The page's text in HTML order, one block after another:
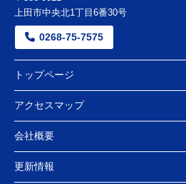
上田市中央北1丁目6番30号
0268-75-7575
トップページ
アクセスマップ
会社概要
更新情報